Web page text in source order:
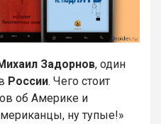
Задорнов, один
России. Чего стоит
об Америке и
ну тупые!»